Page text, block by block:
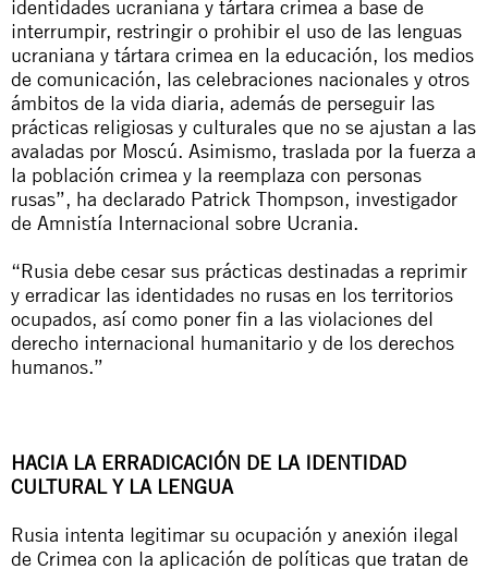
identidades ucraniana y tártara crimea a base de
interrumpir, restringir o prohibir el uso de las lenguas
ucraniana y tártara crimea en la educación, los medios
de comunicación, las celebraciones nacionales y otros
ámbitos de la vida diaria, además de perseguir las
prácticas religiosas y culturales que no se ajustan a las
avaladas por Moscú. Asimismo, traslada por la fuerza a
la población crimea y la reemplaza con personas
rusas”, ha declarado Patrick Thompson, investigador
de Amnistía Internacional sobre Ucrania.
“Rusia debe cesar sus prácticas destinadas a reprimir
y erradicar las identidades no rusas en los territorios
ocupados, así como poner fin a las violaciones del
derecho internacional humanitario y de los derechos
humanos.”
HACIA LA ERRADICACIÓN DE LA IDENTIDAD
CULTURAL Y LA LENGUA
Rusia intenta legitimar su ocupación y anexión ilegal
de Crimea con la aplicación de políticas que tratan de